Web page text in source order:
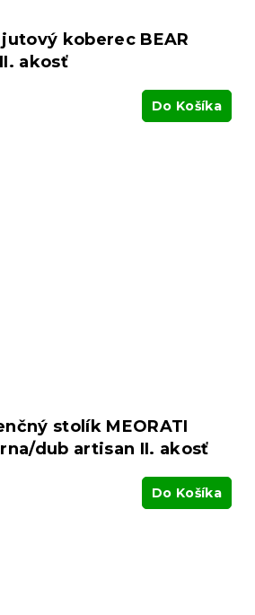
koberec BEAR
akosť
Do Košíka
stolík MEORATI
dub artisan II. akosť
Do Košíka